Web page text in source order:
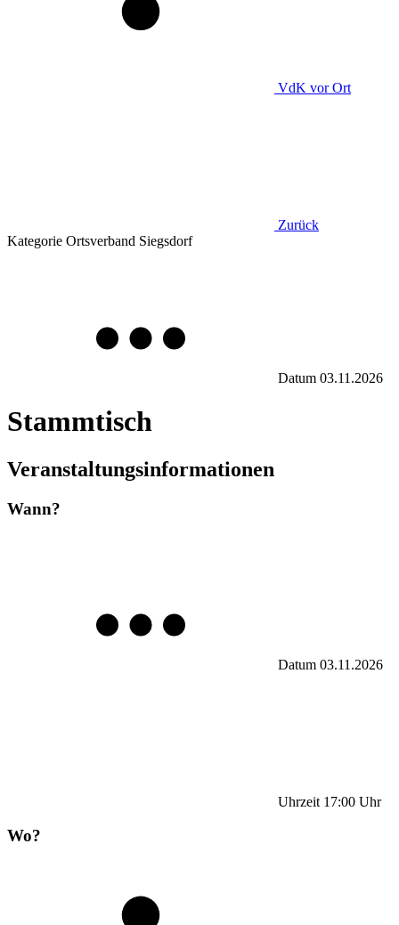
VdK vor Ort
Zurück
Kategorie Ortsverband Siegsdorf
Datum 03.11.2026
Stammtisch
Veranstaltungsinformationen
Wann?
Datum 03.11.2026
Uhrzeit 17:00 Uhr
Wo?